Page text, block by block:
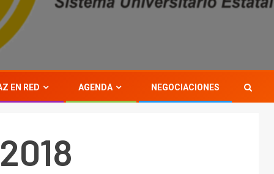
EN RED AGENDA NEGOCIACIONES